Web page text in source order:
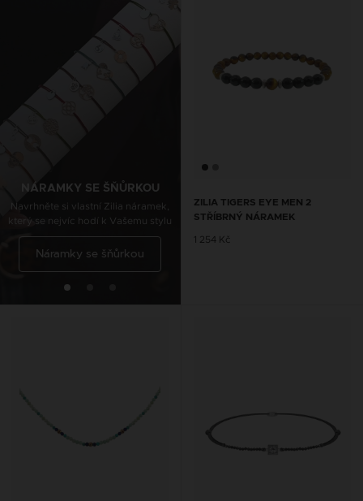
NÁRAMKY SE ŠŇŮRKOU
Navrhněte si vlastní Zilia náramek,
který se nejvíc hodí k Vašemu stylu
Náramky se šňůrkou
Navrhněte si vlastní Zilia nákotník,
Řetízky na kotník se
ZILIA TIGERS EYE MEN 2
STŘÍBRNÝ NÁRAMEK
1 254 Kč